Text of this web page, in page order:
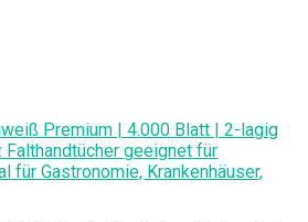
Premium | 4.000 Blatt | 2-lagig
geeignet für
für Gastronomie, Krankenhäuser,